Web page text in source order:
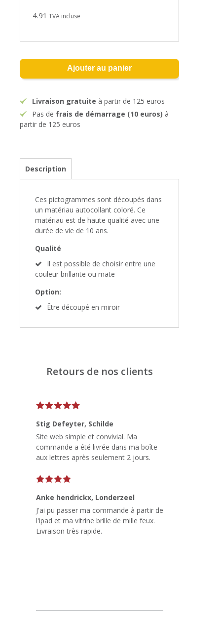
4.91 TVA incluse
Ajouter au panier
Livraison gratuite à partir de 125 euros
Pas de frais de démarrage (10 euros) à
partir de 125 euros
Description
Ces pictogrammes sont découpés dans
un matériau autocollant coloré. Ce
matériau est de haute qualité avec une
durée de vie de 10 ans.
Qualité
Il est possible de choisir entre une
couleur brillante ou mate
Option:
Être découpé en miroir
Retours de nos clients
Stig Defeyter, Schilde
Site web simple et convivial. Ma
commande a été livrée dans ma boîte
aux lettres après seulement 2 jours.
Anke hendrickx, Londerzeel
J'ai pu passer ma commande à partir de
l'ipad et ma vitrine brille de mille feux.
Livraison très rapide.